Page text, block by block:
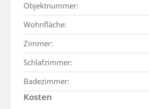
Objektnummer:
Wohnfläche:
Zimmer:
Schlafzimmer:
Badezimmer:
Kosten